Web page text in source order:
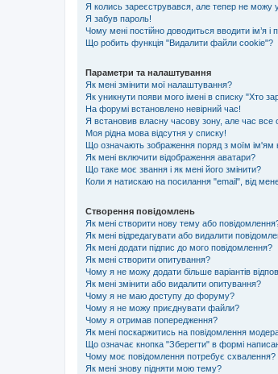
Я колись зареєструвався, але тепер не можу
Я забув пароль!
Чому мені постійно доводиться вводити ім’я і
Що робить функція "Видалити файли cookie"?
Параметри та налаштування
Як мені змінити мої налаштування?
Як уникнути появи мого імені в списку "Хто
На форумі встановлено невірний час!
Я встановив власну часову зону, але час все
Моя рідна мова відсутня у списку!
Що означають зображення поряд з моїм ім'ям
Як мені включити відображення аватари?
Що таке моє звання і як мені його змінити?
Коли я натискаю на посилання "email", від
Створення повідомлень
Як мені створити нову тему або
Як мені відредагувати або видалити
Як мені додати підпис до мого повідомлення?
Як мені створити опитування?
Чому я не можу додати більше варіантів
Як мені змінити або видалити опитування?
Чому я не маю доступу до форуму?
Чому я не можу приєднувати файли?
Чому я отримав попередження?
Як мені поскаржитись на повідомлення
Що означає кнопка "Зберегти" в формі
Чому моє повідомлення потребує схвалення?
Як мені знову підняти мою тему?